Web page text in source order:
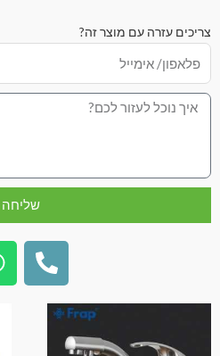
צריכים עזרה עם מוצר זה?
שליחה